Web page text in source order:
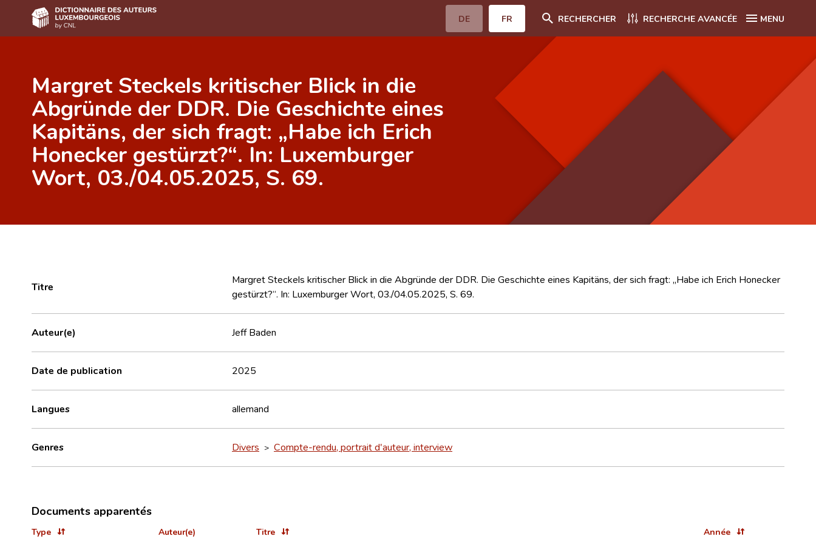
DE FR RECHERCHER RECHERCHE AVANCÉE MENU
Auteur(e)s A-Z
Recherche avancée
Foire aux questions
CNL
Équipe scientifique
Margret Steckels kritischer Blick in die
Abgründe der DDR. Die Geschichte eines
Kapitäns, der sich fragt: „Habe ich Erich
Honecker gestürzt?“. In: Luxemburger
Wort, 03./04.05.2025, S. 69.
Titre
Margret Steckels kritischer Blick in die Abgründe der DDR. Die Geschichte eines Kapitäns, der sich fragt: „Habe ich Erich Honecker
gestürzt?“. In: Luxemburger Wort, 03./04.05.2025, S. 69.
Auteur(e) Jeff Baden
Date de publication 2025
Langues allemand
Genres Divers > Compte-rendu, portrait d'auteur, interview
Documents apparentés
Type Auteur(e) Titre Année